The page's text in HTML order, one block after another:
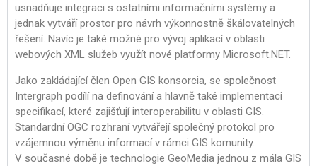
usnadňuje integraci s ostatními informačními systémy a
jednak vytváří prostor pro návrh výkonnostně škálovatelných
řešení. Navíc je také možné pro vývoj aplikací v oblasti
webových XML služeb využít nové platformy Microsoft.NET.
Jako zakládající člen Open GIS konsorcia, se společnost
Intergraph podílí na definování a hlavně také implementaci
specifikací, které zajišťují interoperabilitu v oblasti GIS.
Standardní OGC rozhraní vytvářejí společný protokol pro
vzájemnou výměnu informací v rámci GIS komunity.
V současné době je technologie GeoMedia jednou z mála GIS